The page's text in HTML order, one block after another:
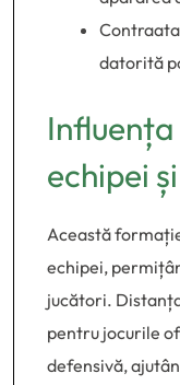
datorită
echipei
Această
echipei,
jucători.
pentru jocurile
defensivă,